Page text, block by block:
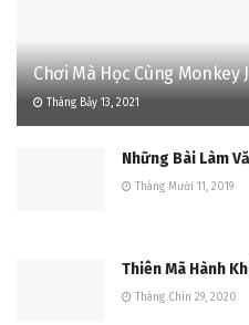
Chơi Mà Học Cùng Monkey
Tháng Bảy 13, 2021
Những Bài Làm
Tháng Mười 11, 2019
Thiên Mã Hành
Tháng Chín 29, 2020